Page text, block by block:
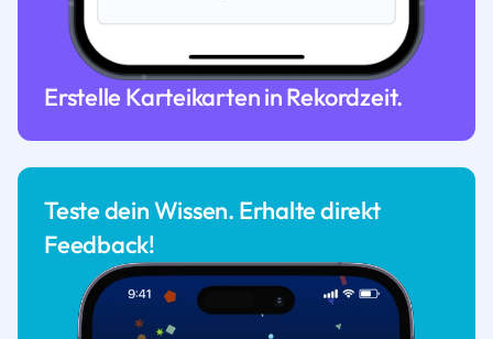
Erstelle Karteikarten in Rekordzeit.
Teste dein Wissen. Erhalte direkt
Feedback!